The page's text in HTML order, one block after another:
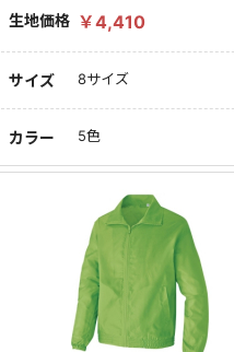
生地価格 ￥4,410
サイズ 8サイズ
カラー 5色